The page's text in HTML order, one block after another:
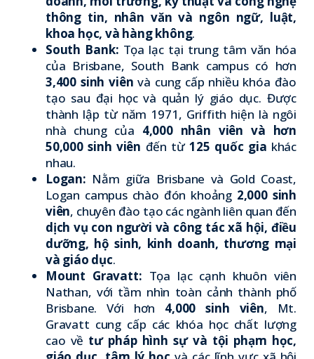
thông tin, nhân văn và ngôn ngữ, luật,
khoa học, và hàng không.
South Bank: Tọa lạc tại trung tâm văn hóa
của Brisbane, South Bank campus có hơn
3,400 sinh viên và cung cấp nhiều khóa đào
tạo sau đại học và quản lý giáo dục. Được
thành lập từ năm 1971, Griffith hiện là ngôi
nhà chung của 4,000 nhân viên và hơn
50,000 sinh viên đến từ125 quốc gia khác
nhau.
Logan: Nằm giữa Brisbane và Gold Coast,
Logan campus chào đón khoảng 2,000 sinh
viên, chuyên đào tạo các ngành liên quan đến
dịch vụ con người và công tác xã hội, điều
dưỡng, hộ sinh, kinh doanh, thương mại
và giáo dục.
Mount Gravatt: Tọa lạc cạnh khuôn viên
Nathan, với tầm nhìn toàn cảnh thành phố
Brisbane. Với hơn 4,000 sinh viên, Mt.
Gravatt cung cấp các khóa học chất lượng
cao về tư pháp hình sự và tội phạm học,